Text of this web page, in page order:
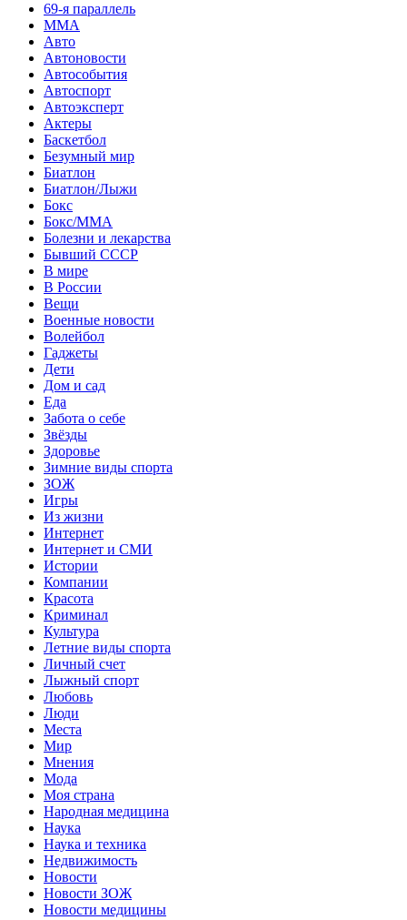
69-я параллель
MMA
Авто
Автоновости
Автособытия
Автоспорт
Автоэксперт
Актеры
Баскетбол
Безумный мир
Биатлон
Биатлон/Лыжи
Бокс
Бокс/MMA
Болезни и лекарства
Бывший СССР
В мире
В России
Вещи
Военные новости
Волейбол
Гаджеты
Дети
Дом и сад
Еда
Забота о себе
Звёзды
Здоровье
Зимние виды спорта
ЗОЖ
Игры
Из жизни
Интернет
Интернет и СМИ
Истории
Компании
Красота
Криминал
Культура
Летние виды спорта
Личный счет
Лыжный спорт
Любовь
Люди
Места
Мир
Мнения
Мода
Моя страна
Народная медицина
Наука
Наука и техника
Недвижимость
Новости
Новости ЗОЖ
Новости медицины